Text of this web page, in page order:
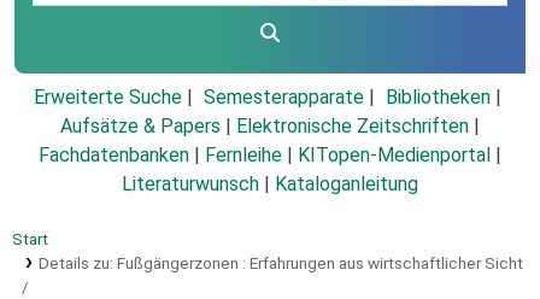
Erweiterte Suche Semesterapparate
Bibliotheken
Aufsätze & Papers
Elektronische Zeitschriften
Fachdatenbanken
Fernleihe KITopen-Medienportal
Literaturwunsch
Kataloganleitung
Start
Details zu: Fußgängerzonen : Erfahrungen aus wirtschaftlicher Sicht
/